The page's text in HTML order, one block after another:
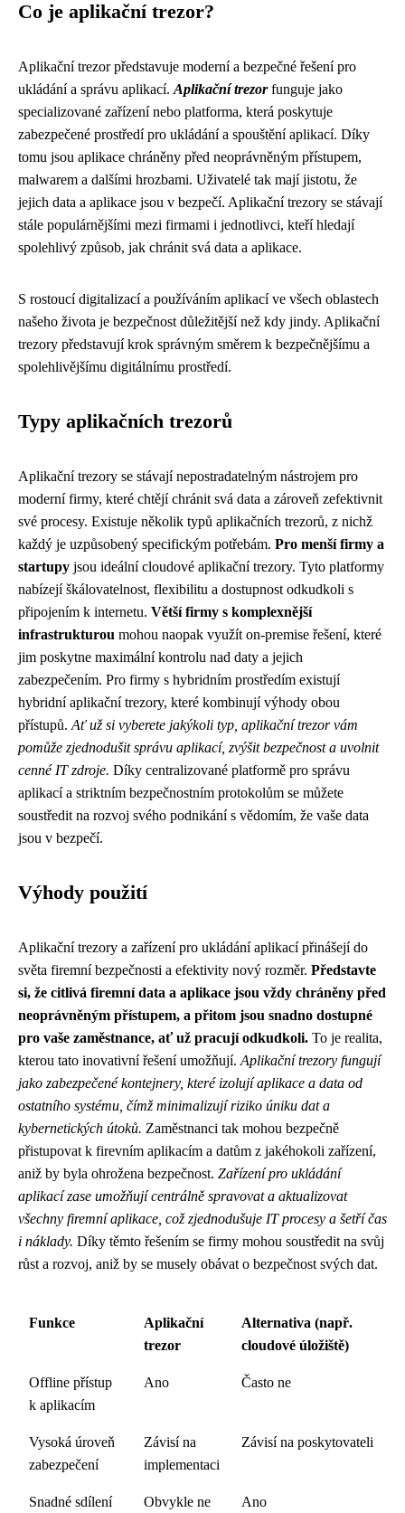
Co je aplikační trezor?
Aplikační trezor představuje moderní a bezpečné řešení pro
ukládání a správu aplikací. Aplikační trezorfunguje jako
specializované zařízení nebo platforma, která poskytuje
zabezpečené prostředí pro ukládání a spouštění aplikací. Díky
tomu jsou aplikace chráněny před neoprávněným přístupem,
malwarem a dalšími hrozbami. Uživatelé tak mají jistotu, že
jejich data a aplikace jsou v bezpečí. Aplikační trezory se stávají
stále populárnějšími mezi firmami i jednotlivci, kteří hledají
spolehlivý způsob, jak chránit svá data a aplikace.
S rostoucí digitalizací a používáním aplikací ve všech oblastech
našeho života je bezpečnost důležitější než kdy jindy. Aplikační
trezory představují krok správným směrem k bezpečnějšímu a
spolehlivějšímu digitálnímu prostředí.
Typy aplikačních trezorů
Aplikační trezory se stávají nepostradatelným nástrojem pro
moderní firmy, které chtějí chránit svá data a zároveň zefektivnit
své procesy. Existuje několik typů aplikačních trezorů, z nichž
každý je uzpůsobený specifickým potřebám. Pro menší firmy a
startupy jsou ideální cloudové aplikační trezory. Tyto platformy
nabízejí škálovatelnost, flexibilitu a dostupnost odkudkoli s
připojením k internetu. Větší firmy s komplexnější
infrastrukturou mohou naopak využít on-premise řešení, které
jim poskytne maximální kontrolu nad daty a jejich
zabezpečením. Pro firmy s hybridním prostředím existují
hybridní aplikační trezory, které kombinují výhody obou
přístupů. Ať už si vyberete jakýkoli typ, aplikační trezor vám
pomůže zjednodušit správu aplikací, zvýšit bezpečnost a uvolnit
cenné IT zdroje. Díky centralizované platformě pro správu
aplikací a striktním bezpečnostním protokolům se můžete
soustředit na rozvoj svého podnikání s vědomím, že vaše data
jsou v bezpečí.
Výhody použití
Aplikační trezory a zařízení pro ukládání aplikací přinášejí do
světa firemní bezpečnosti a efektivity nový rozměr. Představte
si, že citlivá firemní data a aplikace jsou vždy chráněny před
neoprávněným přístupem, a přitom jsou snadno dostupné
pro vaše zaměstnance, ať už pracují odkudkoli. To je realita,
kterou tato inovativní řešení umožňují. Aplikační trezory fungují
jako zabezpečené kontejnery, které izolují aplikace a data od
ostatního systému, čímž minimalizují riziko úniku dat a
kybernetických útoků. Zaměstnanci tak mohou bezpečně
přistupovat k firevním aplikacím a datům z jakéhokoli zařízení,
aniž by byla ohrožena bezpečnost. Zařízení pro ukládání
aplikací zase umožňují centrálně spravovat a aktualizovat
všechny firemní aplikace, což zjednodušuje IT procesy a šetří čas
i náklady. Díky těmto řešením se firmy mohou soustředit na svůj
růst a rozvoj, aniž by se musely obávat o bezpečnost svých dat.
Funkce
Aplikační
trezor
Alternativa (např.
cloudové úložiště)
Offline přístup
k aplikacím
Ano Často ne
Vysoká úroveň
zabezpečení
Závisí na
implementaci
Závisí na poskytovateli
Snadné sdílení Obvykle ne Ano